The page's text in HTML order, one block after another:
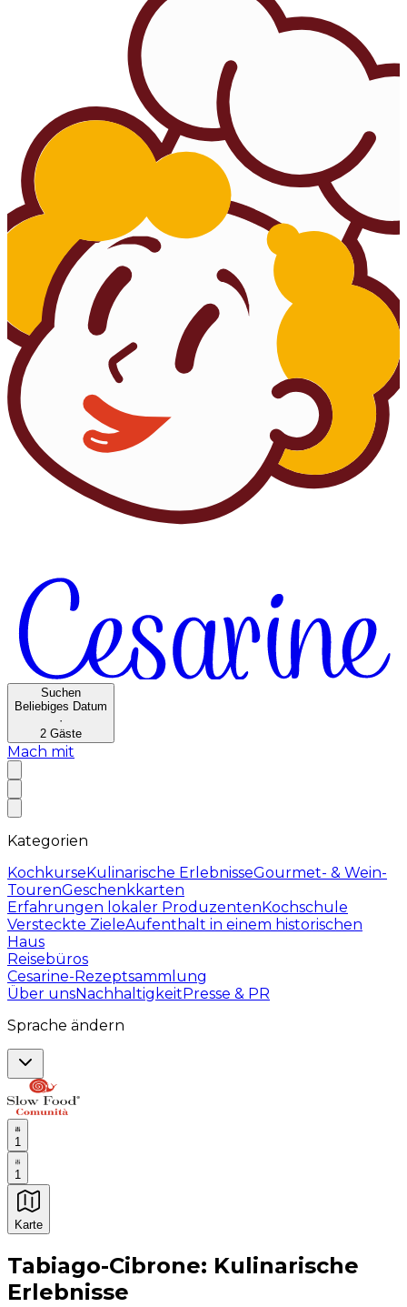
Suchen
Beliebiges Datum
·
2 Gäste
Mach mit
Kategorien
KochkurseKulinarische ErlebnisseGourmet- & Wein-
TourenGeschenkkarten
Erfahrungen lokaler ProduzentenKochschule
Versteckte ZieleAufenthalt in einem historischen
Haus
Reisebüros
Cesarine-Rezeptsammlung
Über unsNachhaltigkeitPresse & PR
Sprache ändern
1
1
Karte
Unvergessliche kulinarische Erlebnisse:
Tabiago-Cibrone: Kulinarische
Erlebnisse